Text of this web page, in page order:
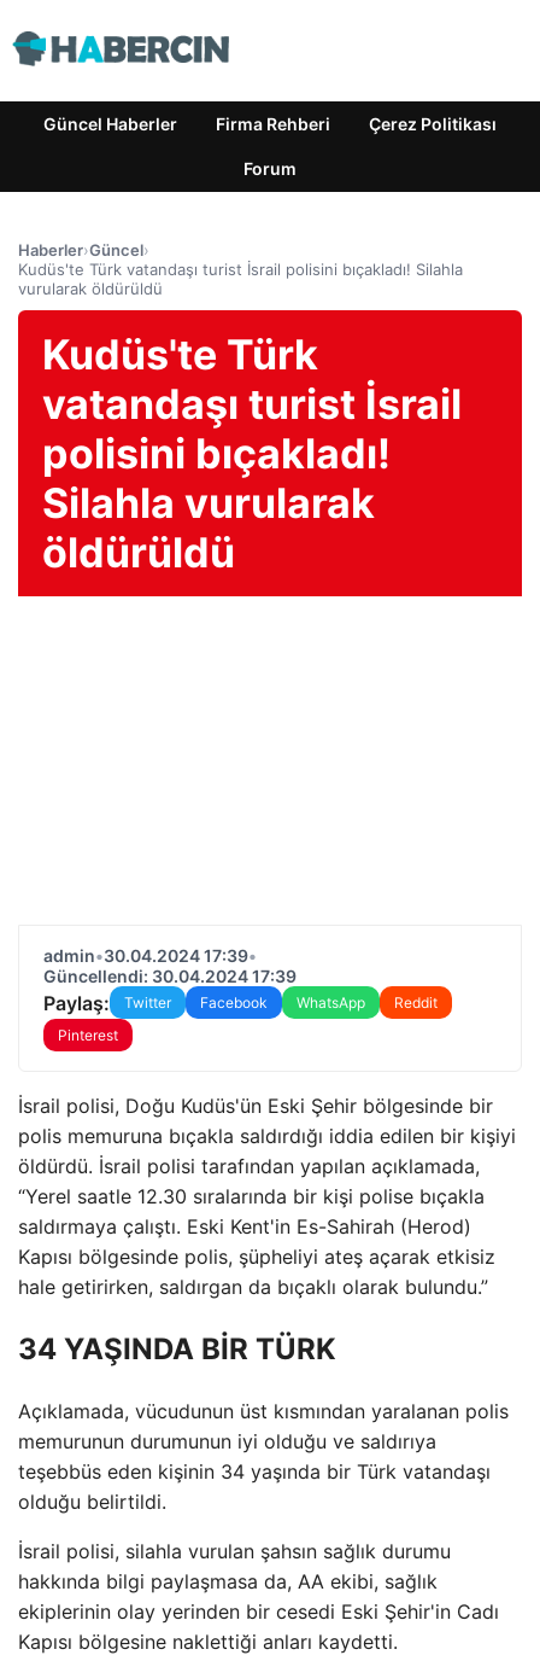
Güncel Haberler Firma Rehberi Çerez Politikası
Forum
Haberler›Güncel›
Kudüs'te Türk vatandaşı turist İsrail polisini bıçakladı! Silahla
vurularak öldürüldü
Kudüs'te Türk
vatandaşı turist İsrail
polisini bıçakladı!
Silahla vurularak
öldürüldü
admin•30.04.2024 17:39•
Güncellendi: 30.04.2024 17:39
Paylaş: Twitter Facebook WhatsApp
Reddit
Pinterest
İsrail polisi, Doğu Kudüs'ün Eski Şehir bölgesinde bir
polis memuruna bıçakla saldırdığı iddia edilen bir kişiyi
öldürdü. İsrail polisi tarafından yapılan açıklamada,
“Yerel saatle 12.30 sıralarında bir kişi polise bıçakla
saldırmaya çalıştı. Eski Kent'in Es-Sahirah (Herod)
Kapısı bölgesinde polis, şüpheliyi ateş açarak etkisiz
hale getirirken, saldırgan da bıçaklı olarak bulundu.”
34 YAŞINDA BİR TÜRK
Açıklamada, vücudunun üst kısmından yaralanan polis
memurunun durumunun iyi olduğu ve saldırıya
teşebbüs eden kişinin 34 yaşında bir Türk vatandaşı
olduğu belirtildi.
İsrail polisi, silahla vurulan şahsın sağlık durumu
hakkında bilgi paylaşmasa da, AA ekibi, sağlık
ekiplerinin olay yerinden bir cesedi Eski Şehir'in Cadı
Kapısı bölgesine naklettiği anları kaydetti.